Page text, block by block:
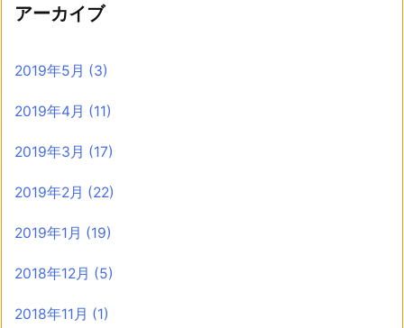
アーカイブ
2019年5月 (3)
2019年4月 (11)
2019年3月 (17)
2019年2月 (22)
2019年1月 (19)
2018年12月 (5)
2018年11月 (1)